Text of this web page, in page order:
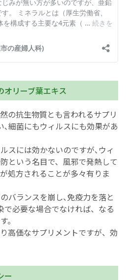
オリーブ葉エキス
の抗生物質とも言われるサプリ
､細菌にもウィルスにも効果があ
スには効かないのですが､ウィ
という名目で、風邪で発熱して
処方されることが多々有りま
バランスを崩し､免疫力を落と
で必要な場合でなければ、なる
。
高価なサプリメントですが、効
ー